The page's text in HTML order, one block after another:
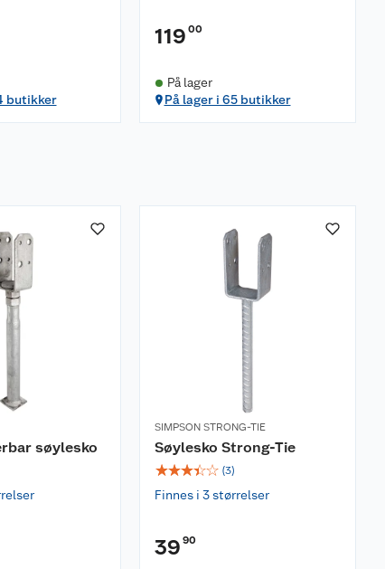
butikker
119 00
På lager
På lager i 65 butikker
søylesko
SIMPSON STRONG-TIE
Søylesko Strong-Tie
☆☆☆☆☆ (3)
Finnes i 3 størrelser
39 90